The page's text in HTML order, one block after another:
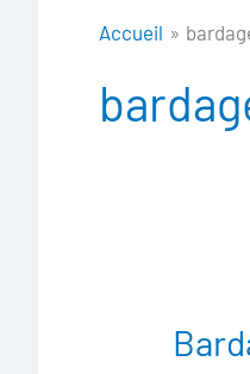
Accueil
Bardage